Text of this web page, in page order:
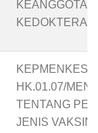
KEPMENKES
HK.01.07/
TENTANG
JENIS VAKSIN